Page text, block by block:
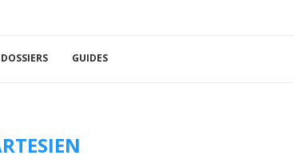
DOSSIERS GUIDES